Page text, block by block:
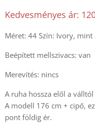
Kedvesményes ár:
Méret: 44 Szín: Ivory, mint
Beépített mellszivacs: van
Merevítés: nincs
A ruha hossza elől a
A modell 176 cm + cipő,
pont földig ér.